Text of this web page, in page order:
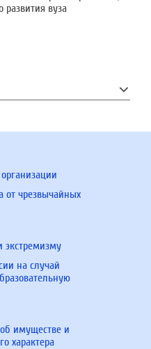
развития вуза
от чрезвычайных
экстремизму
на случай
имуществе и
характера